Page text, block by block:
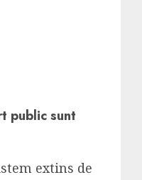
public sunt
extins de